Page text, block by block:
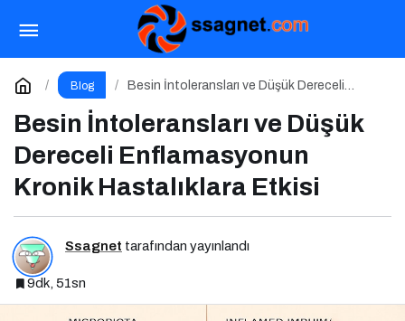
Blog
Besin İntoleransları ve Düşük Dereceli
Besin İntoleransları ve Düşük
Dereceli Enflamasyonun
Kronik Hastalıklara Etkisi
Ssagnet tarafından yayınlandı
9dk, 51sn
İletişim Yönetimi Olmadan İşletme Yönetimi
Olmaz
Yorum Yap